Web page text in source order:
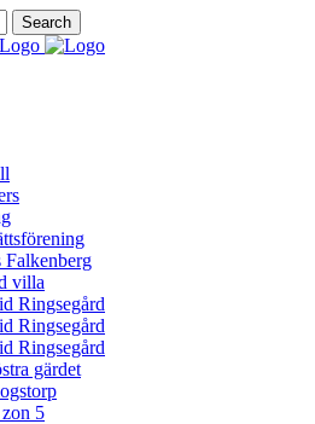
Falkenberg
villa
Ringsegård
Ringsegård
Ringsegård
gärdet
5